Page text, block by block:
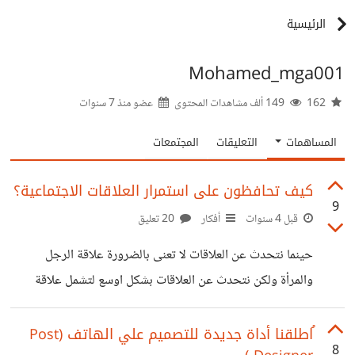
الرئيسية
Mohamed_mga001
عضو منذ7 سنوات
المساهمات التعليقات المجتمعات
9
كيف تحافظون على استمرار العلاقات الاجتماعية؟
قبل 4 سنوات أفكار
حينما نتحدث عن العلاقات لا تعنى بالضرورة علاقة الرجل
والمرأة ولكن نتحدث عن العلاقات بشكل اوسع لتشمل علاقة
الصديق بصديقة، والمرء بزملاء العمل، والولد بوالديه، والرجل
بزوجته وهكذا... وهنا نعنى بالاستمرار أن تكون العلاقة مثمرة لها
ُاطلقنا أداة جديدة للتصميم علي الهاتف (Post